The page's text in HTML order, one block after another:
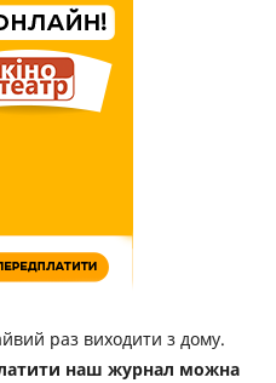
раз виходити з дому.
наш журнал можна